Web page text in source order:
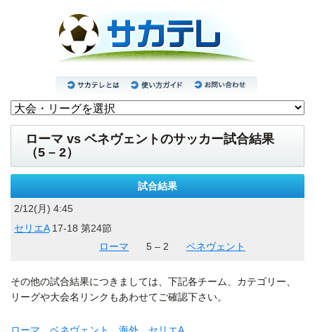
ローマ vs ベネヴェントのサッカー試合結果
（5 – 2）
試合結果
2/12(月) 4:45
セリエA17-18 第24節
ローマ
5 – 2 ベネヴェント
その他の試合結果につきましては、下記各チーム、カテゴリー、
リーグや大会名リンクもあわせてご確認下さい。